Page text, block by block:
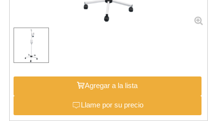
Agregar a la lista
Llame por su precio